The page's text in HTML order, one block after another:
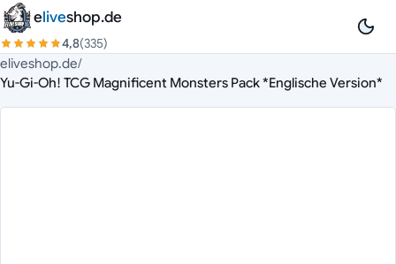
Zum Inhalt springen
eliveshop.de
4,8(335)
eliveshop.de/
Yu-Gi-Oh! TCG Magnificent Monsters Pack *Englische Version*